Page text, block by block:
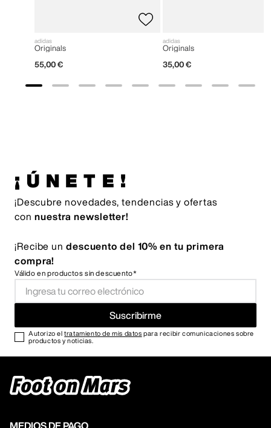
adidas
Originals
55,00 €
adidas
Originals
35,00 €
¡ÚNETE!
¡Descubre novedades, tendencias y ofertas
con nuestra newsletter!
¡Recibe un descuento del 10% en tu primera
compra!
Válido en productos sin descuento*
Suscribirme
Autorizo eltratamiento de mis datos para recibir comunicaciones sobre
productos y noticias.
MEDIOS DE PAGO